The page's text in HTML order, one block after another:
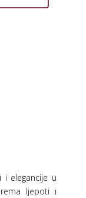
je:
i elegancije u
ljepoti i